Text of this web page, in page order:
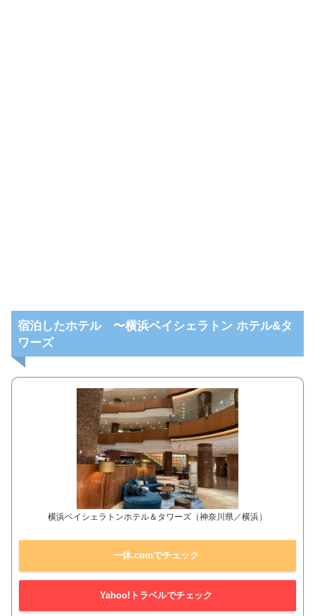
宿泊したホテル 〜横浜ベイシェラトン ホテル&タ
ワーズ
横浜ベイシェラトンホテル＆タワーズ（神奈川県／横浜）
一休.comでチェック
Yahoo!トラベルでチェック